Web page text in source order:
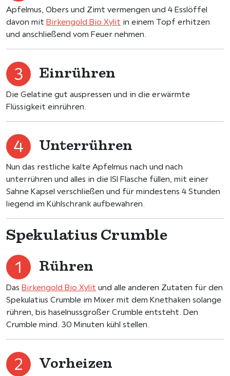
Apfelmus, Obers und Zimt vermengen und 4 Esslöffel
davon mit Birkengold Bio Xylit in einem Topf erhitzen
und anschließend vom Feuer nehmen.
Einrühren
Die Gelatine gut auspressen und in die erwärmte
Flüssigkeit einrühren.
Unterrühren
Nun das restliche kalte Apfelmus nach und nach
unterrühren und alles in die ISI Flasche füllen, mit einer
Sahne Kapsel verschließen und für mindestens 4 Stunden
liegend im Kühlschrank aufbewahren.
Spekulatius Crumble
Rühren
Das Birkengold Bio Xylit und alle anderen Zutaten für den
Spekulatius Crumble im Mixer mit dem Knethaken solange
rühren, bis haselnussgroßer Crumble entsteht. Den
Crumble mind. 30 Minuten kühl stellen.
Vorheizen